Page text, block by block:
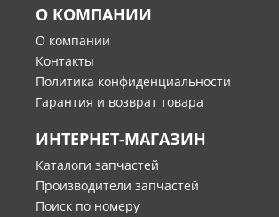
О КОМПАНИИ
О компании
Контакты
Политика конфиденциальности
Гарантия и возврат товара
ИНТЕРНЕТ-МАГАЗИН
Каталоги запчастей
Производители запчастей
Поиск по номеру